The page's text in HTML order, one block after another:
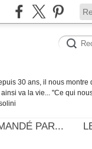
30 ans, il nous
va la vie... "Ce qui
PAR...